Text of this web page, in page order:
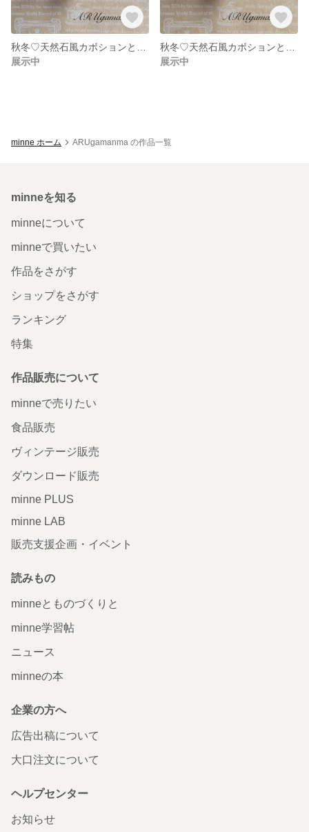
展示中
展示中
minne ホーム ARUgamanma の作品一覧
minneを知る
minneについて
minneで買いたい
作品をさがす
ショップをさがす
ランキング
特集
作品販売について
minneで売りたい
食品販売
ヴィンテージ販売
ダウンロード販売
minne PLUS
minne LAB
販売支援企画・イベント
読みもの
minneとものづくりと
minne学習帖
ニュース
minneの本
企業の方へ
広告出稿について
大口注文について
ヘルプセンター
お知らせ